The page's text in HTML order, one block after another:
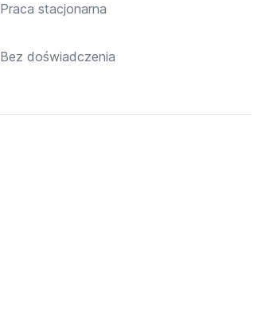
Praca stacjonarna
Bez doświadczenia